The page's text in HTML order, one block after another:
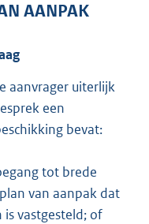
AANPAK
aanvrager uiterlijk
een
bevat:
tot brede
van aanpak dat
vastgesteld; of